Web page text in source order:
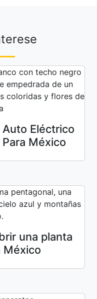
Auto Eléctrico
México
una planta
México